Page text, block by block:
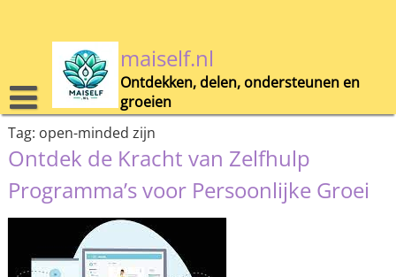
maiself.nl
Ontdekken, delen, ondersteunen en
groeien
Tag: open-minded zijn
Ontdek de Kracht van Zelfhulp
Programma’s voor Persoonlijke Groei